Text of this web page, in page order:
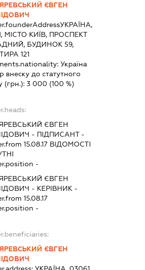
ЄВГЕН
УКРАЇНА,
МІСТО КИЇВ, ПРОСПЕКТ
БУДИНОК 59,
121
Україна
внеску до статутного
(грн.):3 000 (100 %)
ЄВГЕН
- ПІДПИСАНТ-
15.08.17 ВІДОМОСТІ
-
ЄВГЕН
- КЕРІВНИК -
15.08.17
-
ЄВГЕН